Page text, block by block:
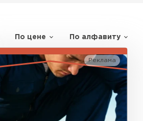
По цене По алфавиту
Реклама